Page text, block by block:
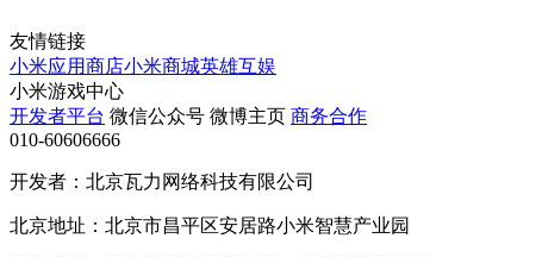
友情链接
小米应用商店小米商城英雄互娱
小米游戏中心
开发者平台 微信公众号 微博主页 商务合作
010-60606666
开发者：北京瓦力网络科技有限公司
北京地址：北京市昌平区安居路小米智慧产业园